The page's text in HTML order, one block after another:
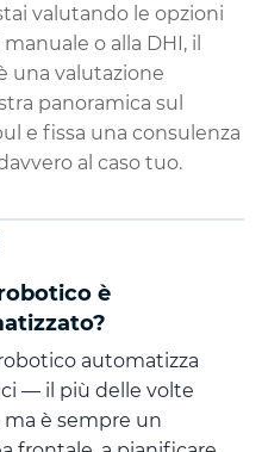
valutando le opzioni
o alla DHI, il
una valutazione
panoramica sul
e fissa una consulenza
al caso tuo.
è
automatizza
— il più delle volte
è sempre un